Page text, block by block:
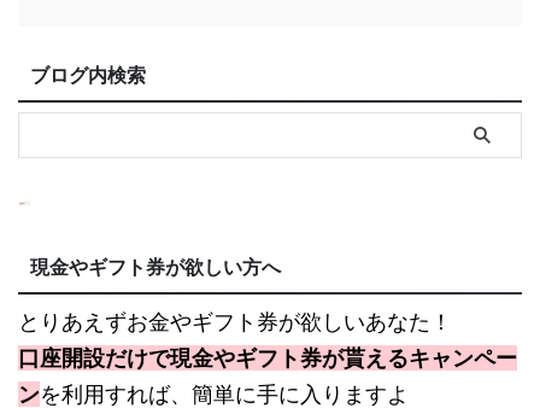
ブログ内検索
現金やギフト券が欲しい方へ
とりあえずお金やギフト券が欲しいあなた！
口座開設だけで現金やギフト券が貰えるキャンペー
ンを利用すれば、簡単に手に入りますよ